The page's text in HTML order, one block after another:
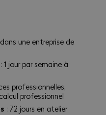
une entreprise de
: 1 jour par semaine à
professionnelles,
professionnel
: 72 jours en atelier